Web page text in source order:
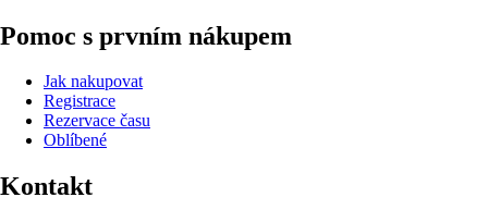
Pomoc s prvním nákupem
Jak nakupovat
Registrace
Rezervace času
Oblíbené
Kontakt